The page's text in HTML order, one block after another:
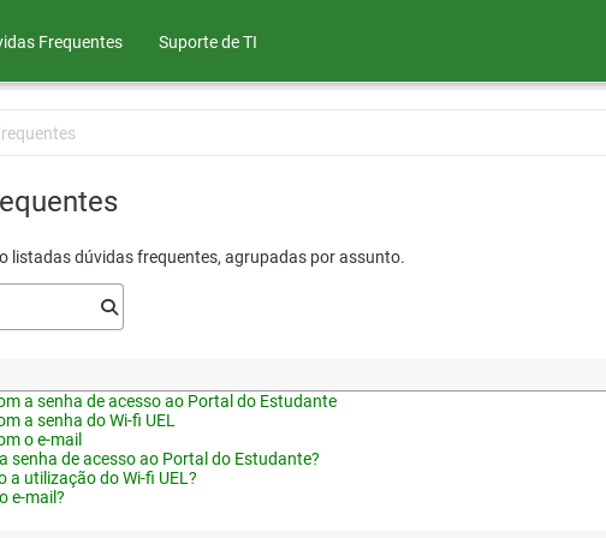
Frequentes Suporte de TI
listadas dúvidas frequentes, agrupadas por assunto.
a senha de acesso ao Portal do Estudante
a senha do Wi-fi UEL
o e-mail
senha de acesso ao Portal do Estudante?
a utilização do Wi-fi UEL?
e-mail?